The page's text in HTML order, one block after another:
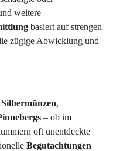
weitere
basiert auf strengen
zügige Abwicklung und
Silbermünzen,
– ob im
oft unentdeckte
Begutachtungen